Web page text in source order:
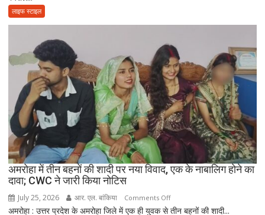
रेड,
₹25
लाख
रंगदारी
गैंग
गिरफ्तार
लाइफ स्टाइल
अमरोहा में तीन बहनों की शादी पर नया विवाद, एक के नाबालिग होने का
दावा; CWC ने जारी किया नोटिस
July 25, 2026 आर. एल. बांकिया Comments Offon
अमरोहा
अमरोहा : उत्तर प्रदेश के अमरोहा जिले में एक ही युवक से तीन बहनों की शादी...